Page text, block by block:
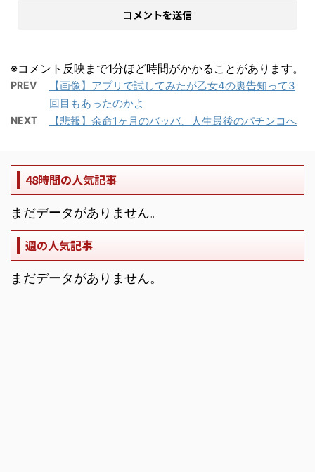
※コメント反映まで1分ほど時間がかかることがあります。
PREV
【画像】アプリで試してみたが乙女4の裏告知って3
回目もあったのかよ
NEXT 【悲報】余命1ヶ月のバッバ、人生最後のパチンコへ
48時間の人気記事
まだデータがありません。
週の人気記事
まだデータがありません。